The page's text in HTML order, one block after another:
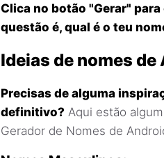
Clica no botão "Gerar"
questão é, qual é o teu
Ideias de nomes
Precisas de alguma
definitivo? Aqui estão
Gerador de Nomes de